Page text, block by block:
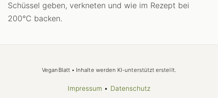
Schüssel geben, verkneten und wie im Rezept bei
200°C backen.
VeganBlatt • Inhalte werden KI-unterstützt erstellt.
Impressum • Datenschutz